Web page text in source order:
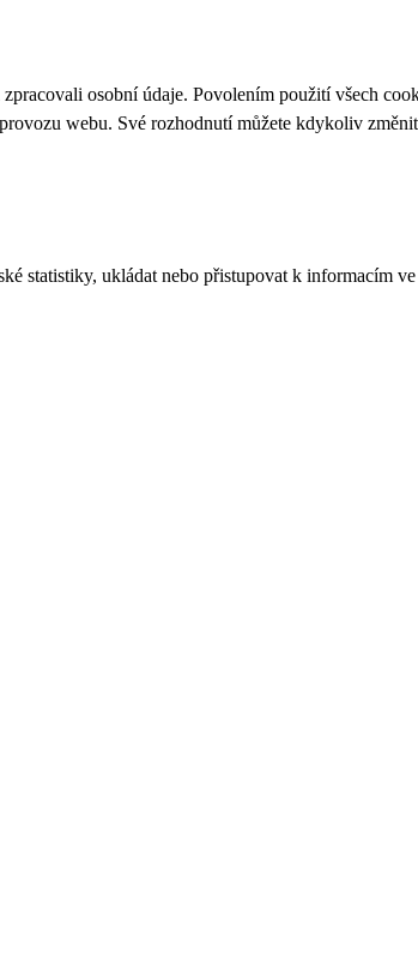
osobní údaje. Povolením použití všech
webu. Své rozhodnutí můžete kdykoliv
statistiky, ukládat nebo přistupovat k informacím